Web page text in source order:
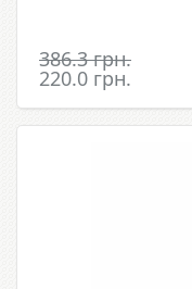
386.3 грн.
220.0 грн.